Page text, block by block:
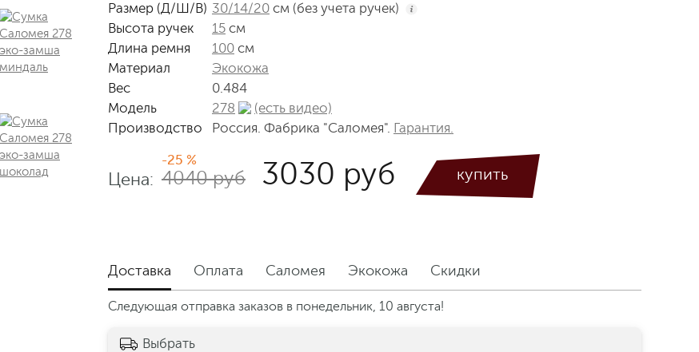
Размер (Д/Ш/В) 30/14/20 см (без учета ручек) i
Высота ручек 15 см
Длина ремня
100 см
Материал
Экокожа
Вес
0.484
Модель
278
(есть видео)
Производство
Россия. Фабрика "Саломея". Гарантия.
Цена:
-25 %
4040 руб 3030 руб
Доставка Оплата Саломея Экокожа Скидки
Следующая отправка заказов в понедельник, 10 августа!
Выбрать